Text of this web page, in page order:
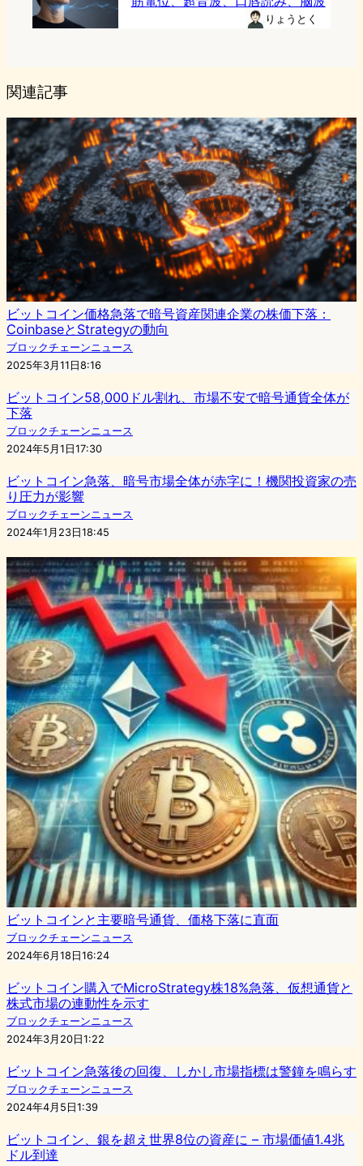
りょうとく
関連記事
ビットコイン価格急落で暗号資産関連企業の株価下落：
CoinbaseとStrategyの動向
ブロックチェーンニュース
2025年3月11日8:16
ビットコイン58,000ドル割れ、市場不安で暗号通貨全体が
下落
ブロックチェーンニュース
2024年5月1日17:30
ビットコイン急落、暗号市場全体が赤字に！機関投資家の売
り圧力が影響
ブロックチェーンニュース
2024年1月23日18:45
ビットコインと主要暗号通貨、価格下落に直面
ブロックチェーンニュース
2024年6月18日16:24
ビットコイン購入でMicroStrategy株18%急落、仮想通貨と
株式市場の連動性を示す
ブロックチェーンニュース
2024年3月20日1:22
ビットコイン急落後の回復、しかし市場指標は警鐘を鳴らす
ブロックチェーンニュース
2024年4月5日1:39
ビットコイン、銀を超え世界8位の資産に – 市場価値1.4兆
ドル到達